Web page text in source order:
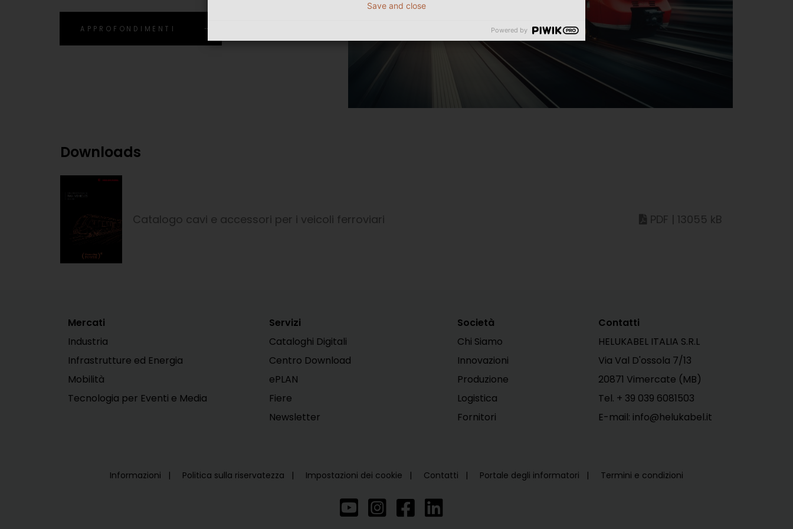
APPROFONDIMENTI
Downloads
Catalogo cavi e accessori per i veicoli ferroviari PDF | 13055 kB
Mercati
Industria
Infrastrutture ed Energia
Mobilità
Tecnologia per Eventi e Media
Servizi
Cataloghi Digitali
Centro Download
ePLAN
Fiere
Newsletter
Società
Chi Siamo
Innovazioni
Produzione
Logistica
Fornitori
Contatti
HELUKABEL ITALIA S.R.L
Via Val D'ossola 7/13
20871 Vimercate (MB)
Tel. + 39 039 6081503
E-mail: info@helukabel.it
Informazioni Politica sulla riservatezza Impostazioni dei cookie Contatti Portale degli informatori Termini e condizioni
Save and close
Powered by